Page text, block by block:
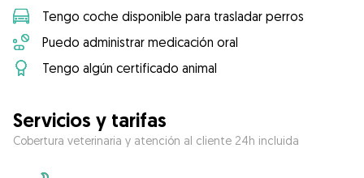
Tengo coche disponible para trasladar perros
Puedo administrar medicación oral
Tengo algún certificado animal
Servicios y tarifas
Cobertura veterinaria y atención al cliente 24h incluida